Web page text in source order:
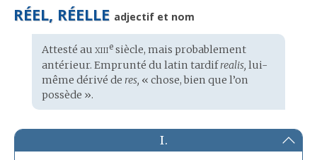
RÉEL, RÉELLE adjectif et nom
Étymologie
:
Attesté au xiiiesiècle, mais probablement
antérieur. Emprunté du latin tardifrealis, lui-
même dérivé de res, « chose, bien que l’on
possède ».
I.